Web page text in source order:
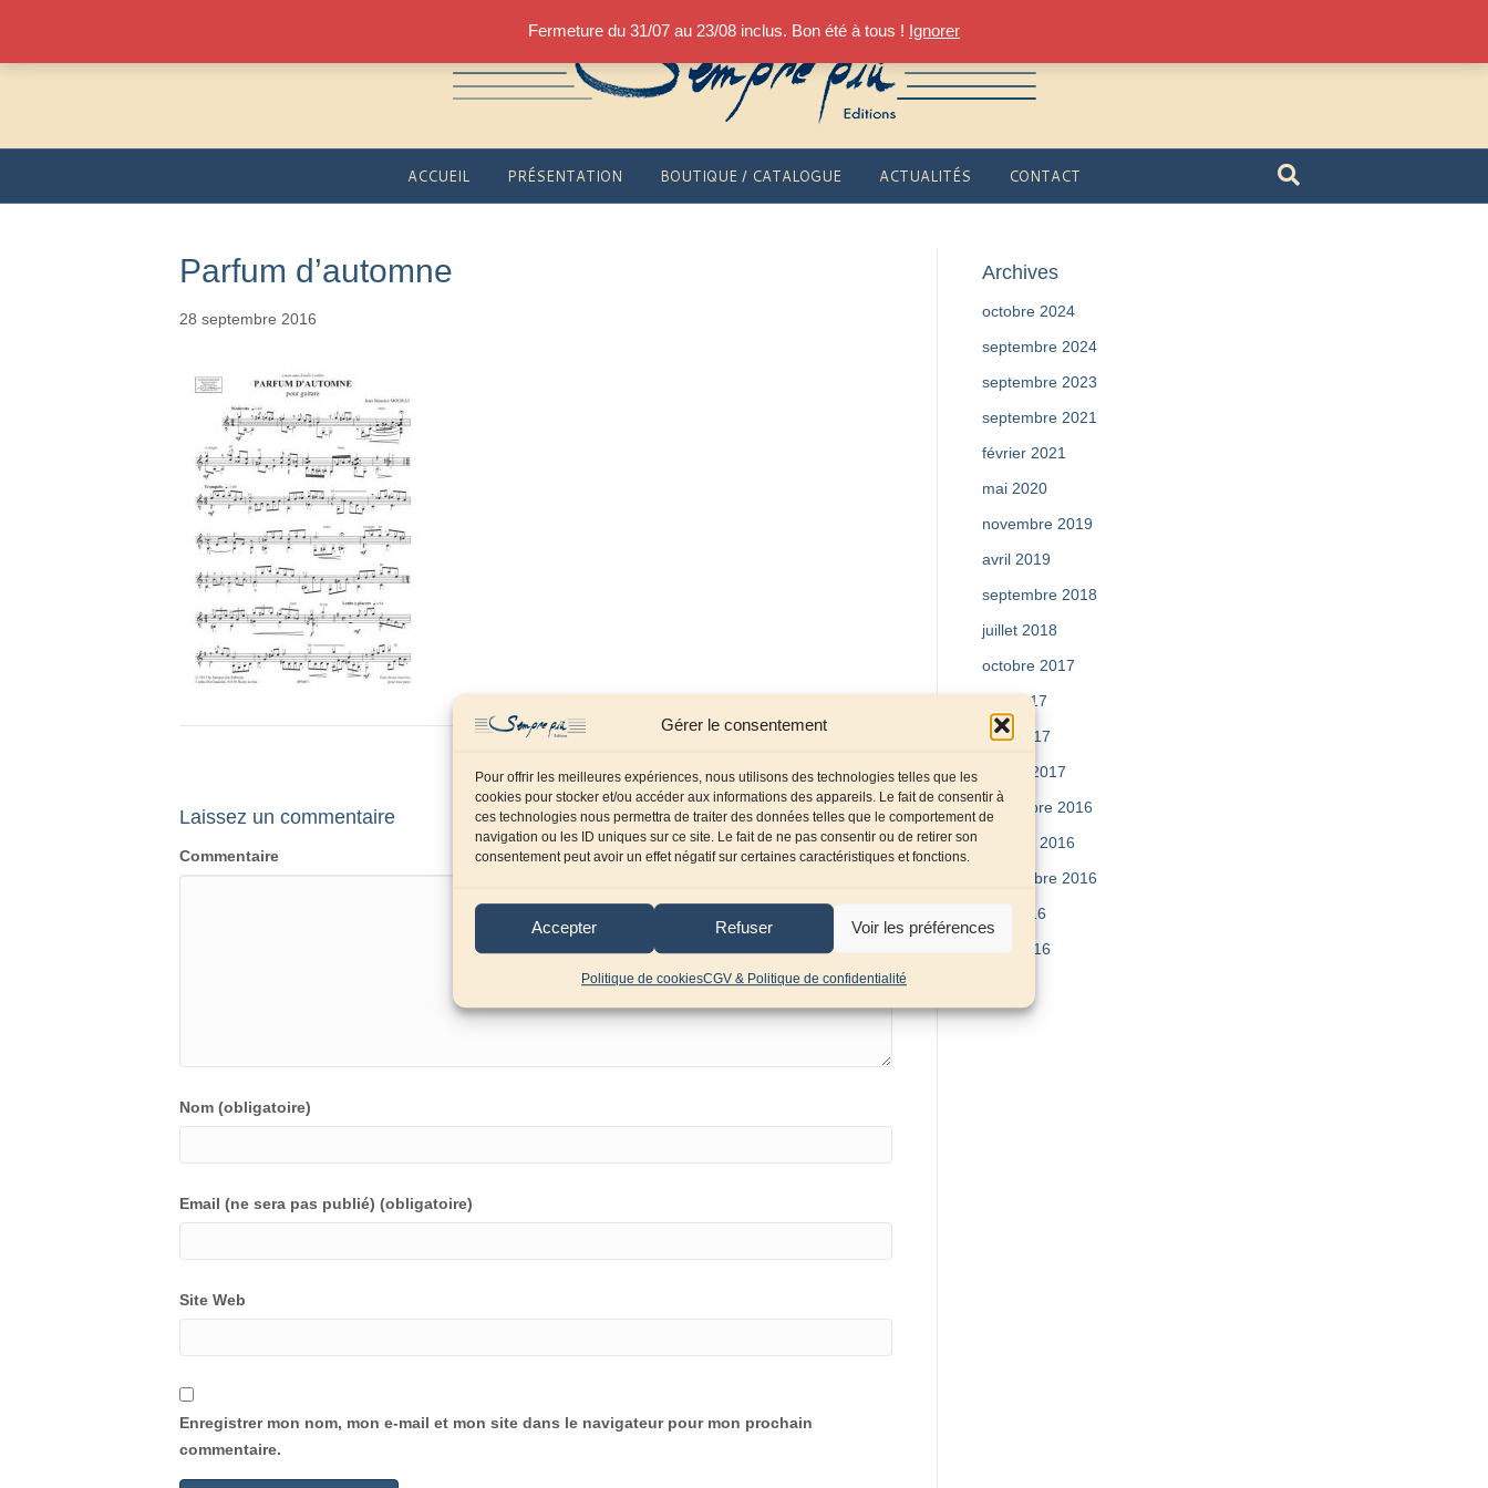
Gérer le consentement
Pour offrir les meilleures expériences, nous utilisons des technologies telles que les
cookies pour stocker et/ou accéder aux informations des appareils. Le fait de consentir à
ces technologies nous permettra de traiter des données telles que le comportement de
navigation ou les ID uniques sur ce site. Le fait de ne pas consentir ou de retirer son
consentement peut avoir un effet négatif sur certaines caractéristiques et fonctions.
Accepter Refuser Voir les préférences
Politique de cookiesCGV & Politique de confidentialité
Fermeture du 31/07 au 23/08 inclus. Bon été à tous ! Ignorer
ACCUEIL PRÉSENTATION BOUTIQUE / CATALOGUE ACTUALITÉS CONTACT
Parfum d’automne
28 septembre 2016
Laissez un commentaire
Commentaire
Nom (obligatoire)
Email (ne sera pas publié) (obligatoire)
Site Web
Enregistrer mon nom, mon e-mail et mon site dans le navigateur pour mon prochain
commentaire.
Archives
octobre 2024
septembre 2024
septembre 2023
septembre 2021
février 2021
mai 2020
novembre 2019
avril 2019
septembre 2018
juillet 2018
octobre 2017
mai 2017
avril 2017
février 2017
décembre 2016
octobre 2016
septembre 2016
juin 2016
avril 2016